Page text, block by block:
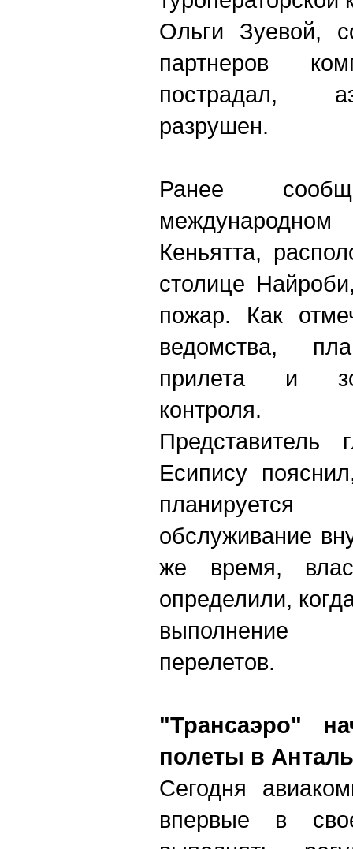
Ольги Зуевой,
партнеров
пострадал,
разрушен.
Ранее
Кеньятта,
столице
пожар. Как
ведомства,
прилета и
контроля.
Есипису
обслуживание
же время,
определили,
выполнение
перелетов.
"Трансаэро"
полеты в
Сегодня
впервые в